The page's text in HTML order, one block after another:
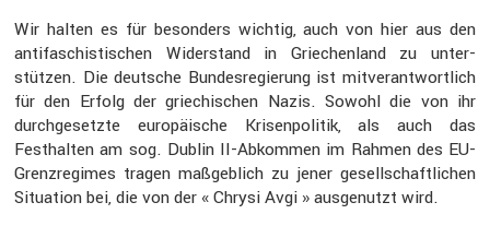
Wir halten es für beson­ders wichtig, auch von hier aus den
antifa­schis­ti­schen Wider­stand in Griechen­land zu unter­
stützen. Die deutsche Bundes­re­gie­rung ist mitver­ant­wort­lich
für den Erfolg der griechi­schen Nazis. Sowohl die von ihr
durch­ge­setzte europäi­sche Krisen­po­litik, als auch das
Festhalten am sog. Dublin II-Abkommen im Rahmen des EU-
Grenz­re­gimes tragen maßgeb­lich zu jener gesell­schaft­li­chen
Situa­tion bei, die von der « Chrysi Avgi » ausge­nutzt wird.